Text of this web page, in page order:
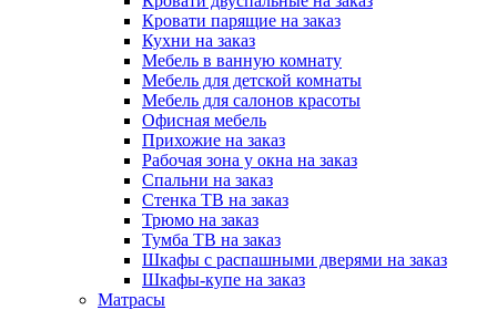
Кровати парящие на заказ
Кухни на заказ
Мебель в ванную комнату
Мебель для детской комнаты
Мебель для салонов красоты
Офисная мебель
Прихожие на заказ
Рабочая зона у окна на заказ
Спальни на заказ
Стенка ТВ на заказ
Трюмо на заказ
Тумба ТВ на заказ
Шкафы с распашными дверями на заказ
Шкафы-купе на заказ
Матрасы